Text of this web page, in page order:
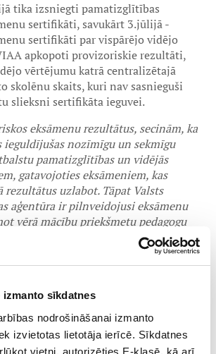
sīkdatnes
nodrošināšanai izmanto
izvietotas lietotāja ierīcē. Sīkdatnes
vietni, autorizēties E-klasē, kā arī
tika izsniegti pamatizglītības
sertifikāti, savukārt 3.jūlijā -
sertifikāti par vispārējo vidējo
apkopoti provizoriskie rezultāti,
vērtējumu katrā centralizētajā
skolēnu skaits, kuri nav sasnieguši
slieksni sertifikāta ieguvei.
eksāmenu rezultātus, secinām, ka
ieguldījušas nozīmīgu un sekmīgu
pamatizglītības un vidējās
gatavojoties eksāmeniem, kas
rezultātus uzlabot. Tāpat Valsts
aģentūra ir pilnveidojusi eksāmenu
vērā mācību priekšmetu pedagogu
ieteikumus, kā arī sniegusi
un izglītības iestāžu vadībai,
uzbūvi, vērtēšanas kritērijiem
Ozola. Viņa piebilst, ka visu pušu
lai nākamajā mācību gadā varētu celt
eksāmena minimālo slieksni
vairāk samazinātu to skolēnu skaitu,